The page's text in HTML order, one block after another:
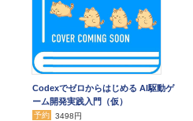
Codexでゼロからはじめる AI駆動ゲ
ーム開発実践入門（仮）
予約
3498円